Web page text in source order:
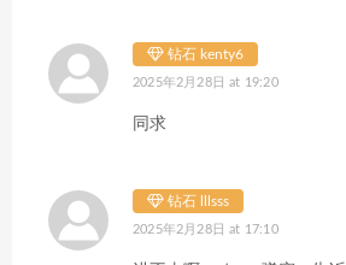
钻石 kenty6
2025年2月28日 at 19:20
同求
钻石 lllsss
2025年2月28日 at 17:10